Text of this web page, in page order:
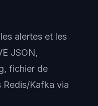
alertes et les
JSON,
fichier de
Redis/Kafka via